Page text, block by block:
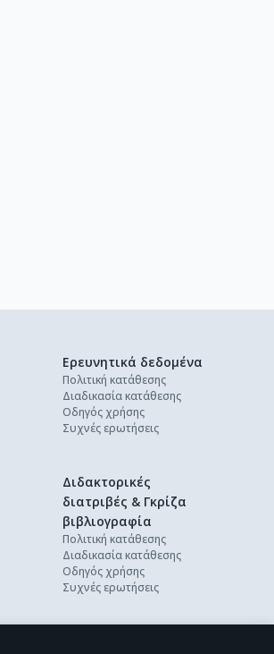
Ερευνητικά δεδομένα
Πολιτική κατάθεσης
Διαδικασία κατάθεσης
Οδηγός χρήσης
Συχνές ερωτήσεις
Διδακτορικές
διατριβές & Γκρίζα
βιβλιογραφία
Πολιτική κατάθεσης
Διαδικασία κατάθεσης
Οδηγός χρήσης
Συχνές ερωτήσεις